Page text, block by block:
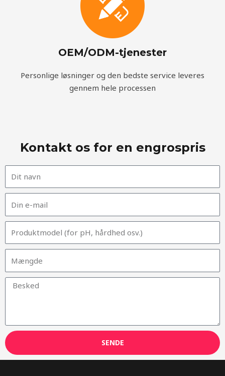
OEM/ODM-tjenester
Personlige løsninger og den bedste service leveres
gennem hele processen
Kontakt os for en engrospris
SENDE